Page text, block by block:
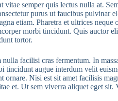
vitae semper quis lectus nulla at.
purus ut faucibus pulvinar
etiam. Pharetra et ultrices
morbi tincidunt. Quis auctor
tortor.
facilisi cras fermentum. In
tincidunt augue interdum velit
ornare. Nisi est sit amet facilisis
et. Ut sem viverra aliquet eget